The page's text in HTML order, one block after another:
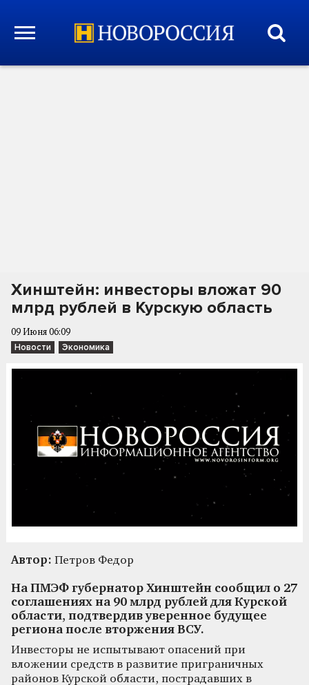
Хинштейн: инвесторы вложат 90
млрд рублей в Курскую область
09 Июня 06:09
Новости Экономика
Автор: Петров Федор
На ПМЭФ губернатор Хинштейн сообщил о 27
соглашениях на 90 млрд рублей для Курской
области, подтвердив уверенное будущее
региона после вторжения ВСУ.
Инвесторы не испытывают опасений при
вложении средств в развитие приграничных
районов Курской области, пострадавших в